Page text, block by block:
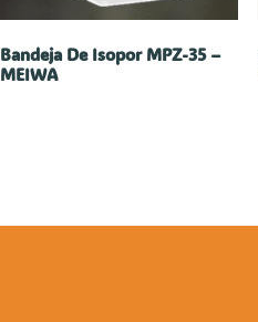
Bandeja De Isopor MPZ-35 –
MEIWA